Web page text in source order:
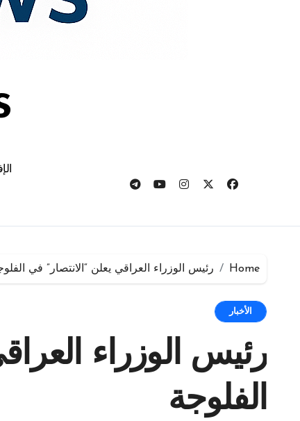
Home رئيس الوزراء العراقي يعلن “الانتصار” في
الأخبار
رئيس الوزراء
الفلوجة